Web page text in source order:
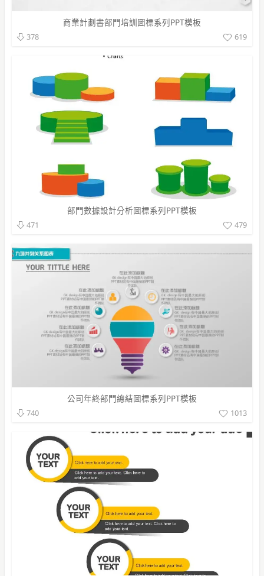
商業計劃書部門培訓圖標系列PPT模板
378 619
部門數據設計分析圖標系列PPT模板
471 479
公司年終部門總結圖標系列PPT模板
740 1013